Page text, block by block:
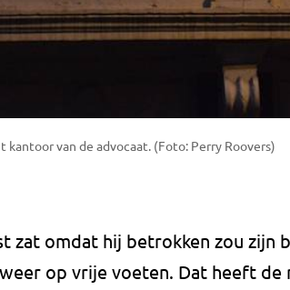
van de advocaat. (Foto: Perry Roovers)
zat omdat hij betrokken zou zijn
op vrije voeten. Dat heeft de